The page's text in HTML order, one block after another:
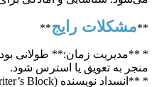
**مشکلات رایج**
* **مدیریت زمان:** طولانی
منجر به تعویق یا استرس شود.